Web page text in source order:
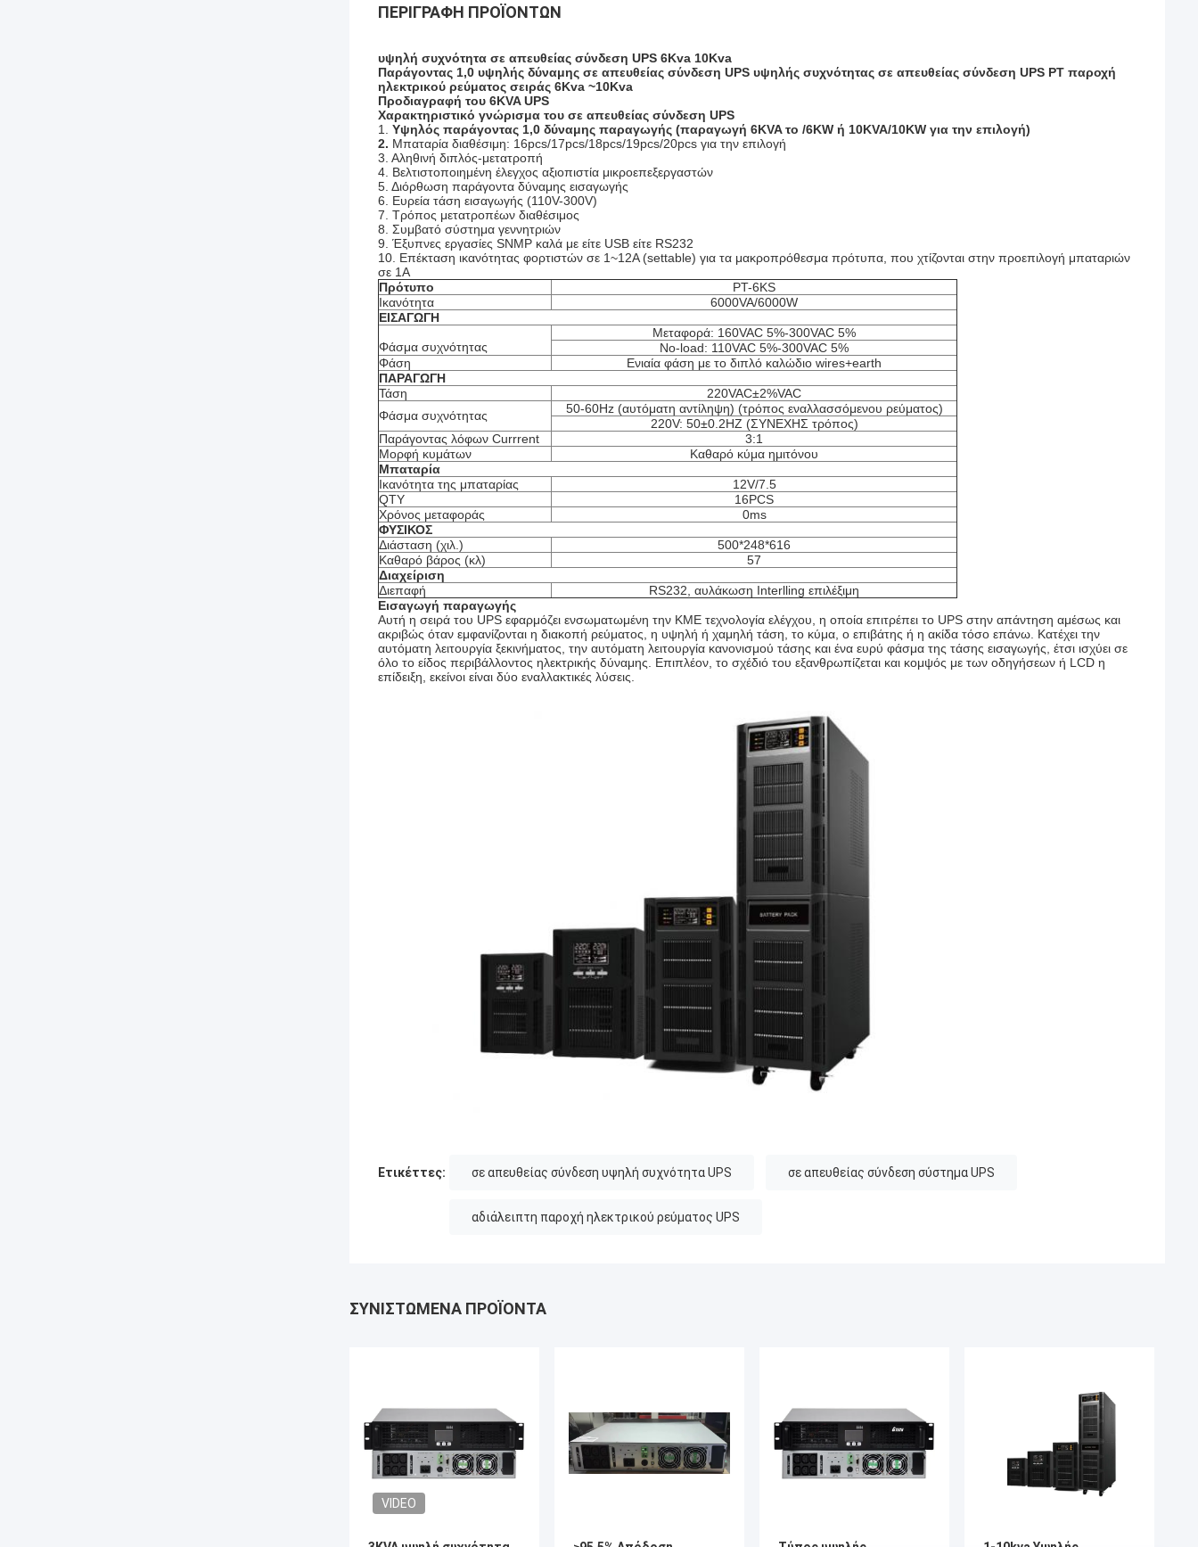
ΠΕΡΙΓΡΑΦΉ ΠΡΟΪΌΝΤΩΝ
υψηλή συχνότητα σε απευθείας σύνδεση UPS 6Kva 10Kva
Παράγοντας 1,0 υψηλής δύναμης σε απευθείας σύνδεση UPS υψηλής συχνότητας σε απευθείας σύνδεση UPS PT παροχή
ηλεκτρικού ρεύματος σειράς 6Kva ~10Kva
Προδιαγραφή του 6KVA UPS
Χαρακτηριστικό γνώρισμα του σε απευθείας σύνδεση UPS
1. Υψηλός παράγοντας 1,0 δύναμης παραγωγής (παραγωγή 6KVA το /6KW ή 10KVA/10KW για την επιλογή)
2. Μπαταρία διαθέσιμη: 16pcs/17pcs/18pcs/19pcs/20pcs για την επιλογή
3. Αληθινή διπλός-μετατροπή
4. Βελτιστοποιημένη έλεγχος αξιοπιστία μικροεπεξεργαστών
5. Διόρθωση παράγοντα δύναμης εισαγωγής
6. Ευρεία τάση εισαγωγής (110V-300V)
7. Τρόπος μετατροπέων διαθέσιμος
8. Συμβατό σύστημα γεννητριών
9. Έξυπνες εργασίες SNMP καλά με είτε USB είτε RS232
10. Επέκταση ικανότητας φορτιστών σε 1~12A (settable) για τα μακροπρόθεσμα πρότυπα, που χτίζονται στην προεπιλογή μπαταριών
σε 1A
Πρότυπο
PT-6KS
Ικανότητα
6000VA/6000W
ΕΙΣΑΓΩΓΗ
Φάσμα συχνότητας
Μεταφορά: 160VAC 5%-300VAC 5%
No-load: 110VAC 5%-300VAC 5%
Φάση
Ενιαία φάση με το διπλό καλώδιο wires+earth
ΠΑΡΑΓΩΓΗ
Τάση
220VAC±2%VAC
Φάσμα συχνότητας
50-60Hz (αυτόματη αντίληψη) (τρόπος εναλλασσόμενου ρεύματος)
220V: 50±0.2HZ (ΣΥΝΕΧΗΣ τρόπος)
Παράγοντας λόφων Currrent
3:1
Μορφή κυμάτων
Καθαρό κύμα ημιτόνου
Μπαταρία
Ικανότητα της μπαταρίας
12V/7.5
QTY
16PCS
Χρόνος μεταφοράς
0ms
ΦΥΣΙΚΟΣ
Διάσταση (χιλ.)
500*248*616
Καθαρό βάρος (κλ)
57
Διαχείριση
Διεπαφή
RS232, αυλάκωση Interlling επιλέξιμη
Εισαγωγή παραγωγής
Αυτή η σειρά του UPS εφαρμόζει ενσωματωμένη την ΚΜΕ τεχνολογία ελέγχου, η οποία επιτρέπει το UPS στην απάντηση αμέσως και
ακριβώς όταν εμφανίζονται η διακοπή ρεύματος, η υψηλή ή χαμηλή τάση, το κύμα, ο επιβάτης ή η ακίδα τόσο επάνω. Κατέχει την
αυτόματη λειτουργία ξεκινήματος, την αυτόματη λειτουργία κανονισμού τάσης και ένα ευρύ φάσμα της τάσης εισαγωγής, έτσι ισχύει σε
όλο το είδος περιβάλλοντος ηλεκτρικής δύναμης. Επιπλέον, το σχέδιό του εξανθρωπίζεται και κομψός με των οδηγήσεων ή LCD η
επίδειξη, εκείνοι είναι δύο εναλλακτικές λύσεις.
Ετικέττες: σε απευθείας σύνδεση υψηλή συχνότητα UPS σε απευθείας σύνδεση σύστημα UPS
αδιάλειπτη παροχή ηλεκτρικού ρεύματος UPS
ΣΥΝΙΣΤΏΜΕΝΑ ΠΡΟΪΌΝΤΑ
VIDEO